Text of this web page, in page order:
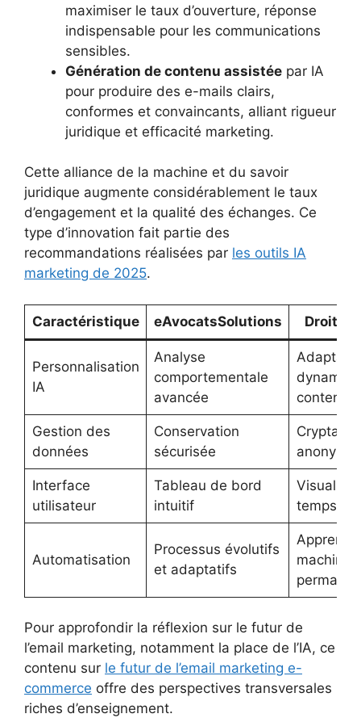
maximiser le taux d’ouverture, réponse
indispensable pour les communications
sensibles.
Génération de contenu assistée par IA
pour produire des e-mails clairs,
conformes et convaincants, alliant rigueur
juridique et efficacité marketing.
Cette alliance de la machine et du savoir
juridique augmente considérablement le taux
d’engagement et la qualité des échanges. Ce
type d’innovation fait partie des
recommandations réalisées par les outils IA
marketing de 2025.
Caractéristique eAvocatsSolutions
Personnalisation
IA
Analyse
comportementale
avancée
contenu
Gestion des
données
Conservation
sécurisée
Cryptage
Interface
utilisateur
Tableau de bord
intuitif
temps
Automatisation
Processus évolutifs
et adaptatifs
machine
Pour approfondir la réflexion sur le futur de
l’email marketing, notamment la place de l’IA, ce
contenu sur le futur de l’email marketing e-
commerce offre des perspectives transversales
riches d’enseignement.